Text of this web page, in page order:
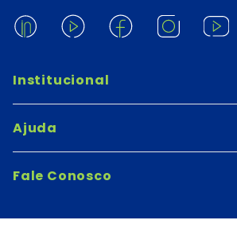
Institucional
Ajuda
Fale Conosco